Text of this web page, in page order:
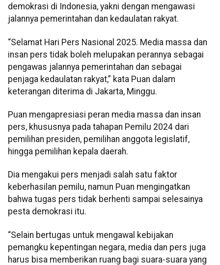
demokrasi di Indonesia, yakni dengan mengawasi
jalannya pemerintahan dan kedaulatan rakyat.
“Selamat Hari Pers Nasional 2025. Media massa dan
insan pers tidak boleh melupakan perannya sebagai
pengawas jalannya pemerintahan dan sebagai
penjaga kedaulatan rakyat,” kata Puan dalam
keterangan diterima di Jakarta, Minggu.
Puan mengapresiasi peran media massa dan insan
pers, khususnya pada tahapan Pemilu 2024 dari
pemilihan presiden, pemilihan anggota legislatif,
hingga pemilihan kepala daerah.
Dia mengakui pers menjadi salah satu faktor
keberhasilan pemilu, namun Puan mengingatkan
bahwa tugas pers tidak berhenti sampai selesainya
pesta demokrasi itu.
“Selain bertugas untuk mengawal kebijakan
pemangku kepentingan negara, media dan pers juga
harus bisa memberikan ruang bagi suara-suara yang